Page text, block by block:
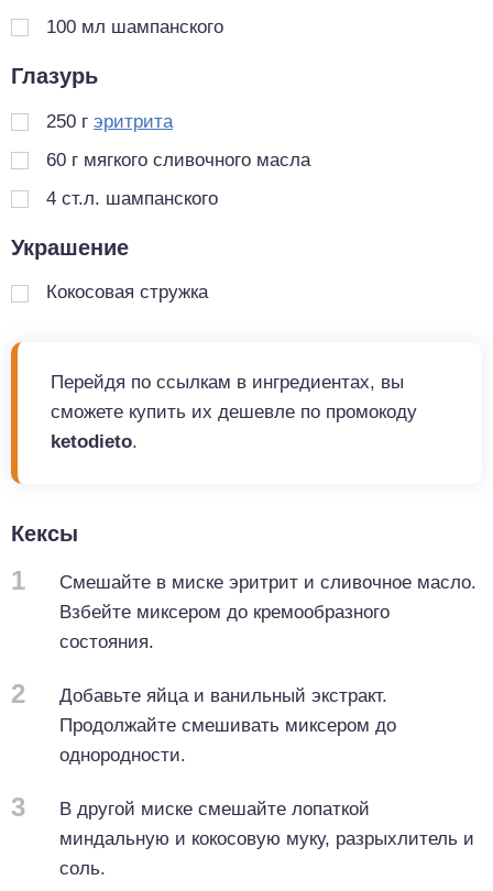
100 мл шампанского
Глазурь
250 г эритрита
60 г мягкого сливочного масла
4 ст.л. шампанского
Украшение
Кокосовая стружка
Перейдя по ссылкам в ингредиентах, вы
сможете купить их дешевле по промокоду
ketodieto.
Кексы
1
Смешайте в миске эритрит и сливочное масло.
Взбейте миксером до кремообразного
состояния.
2
Добавьте яйца и ванильный экстракт.
Продолжайте смешивать миксером до
однородности.
3
В другой миске смешайте лопаткой
миндальную и кокосовую муку, разрыхлитель и
соль.